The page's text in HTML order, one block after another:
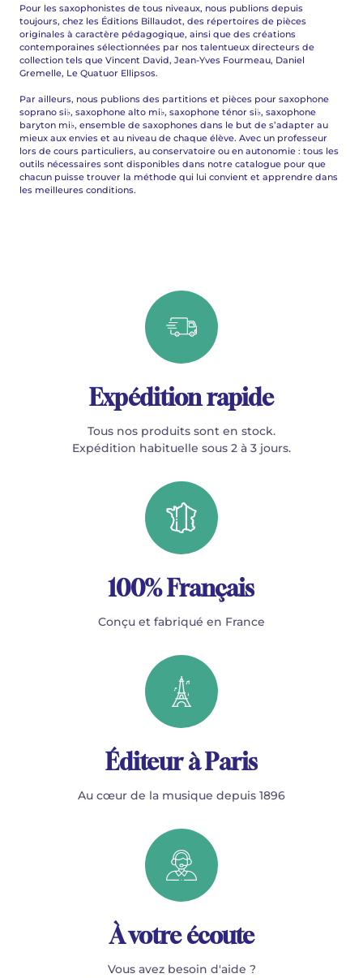
Pour les saxophonistes de tous niveaux, nous publions depuis
toujours, chez les Éditions Billaudot, des répertoires de pièces
originales à caractère pédagogique, ainsi que des créations
contemporaines sélectionnées par nos talentueux directeurs de
collection tels que Vincent David, Jean-Yves Fourmeau, Daniel
Gremelle, Le Quatuor Ellipsos.
Par ailleurs, nous publions des partitions et pièces pour saxophone
soprano si♭, saxophone alto mi♭, saxophone ténor si♭, saxophone
baryton mi♭, ensemble de saxophones dans le but de s’adapter au
mieux aux envies et au niveau de chaque élève. Avec un professeur
lors de cours particuliers, au conservatoire ou en autonomie : tous les
outils nécessaires sont disponibles dans notre catalogue pour que
chacun puisse trouver la méthode qui lui convient et apprendre dans
les meilleures conditions.
Expédition rapide
Tous nos produits sont en stock.
Expédition habituelle sous 2 à 3 jours.
100% Français
Conçu et fabriqué en France
Éditeur à Paris
Au cœur de la musique depuis 1896
À votre écoute
Vous avez besoin d'aide ?